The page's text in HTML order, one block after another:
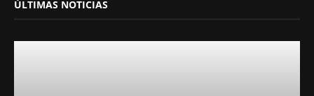
ÚLTIMAS NOTICIAS